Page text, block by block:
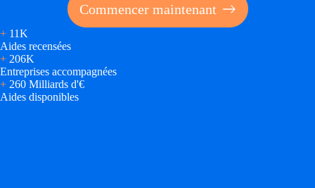
Commencer maintenant
+ 11K
Aides recensées
+ 206K
Entreprises accompagnées
+ 260 Milliards d'€
Aides disponibles